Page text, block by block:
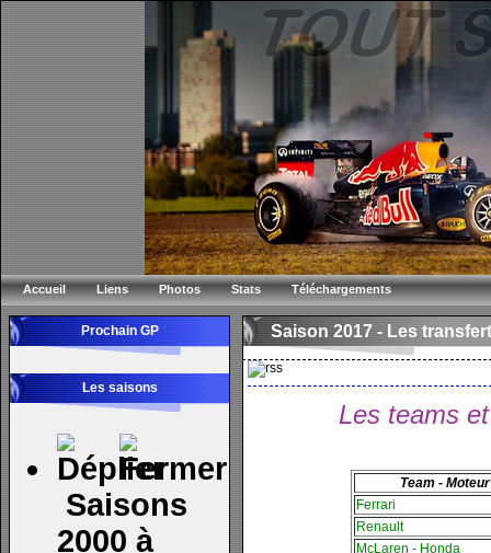
Accueil Liens Photos Stats Téléchargements
Prochain GP
Les saisons
Saisons
2000 à
Saison 2017 - Les
Les teams
Team - Moteur
Ferrari
Renault
McLaren - Honda